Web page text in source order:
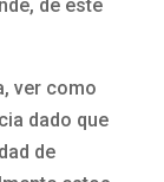
de este
ver como
dado que
de